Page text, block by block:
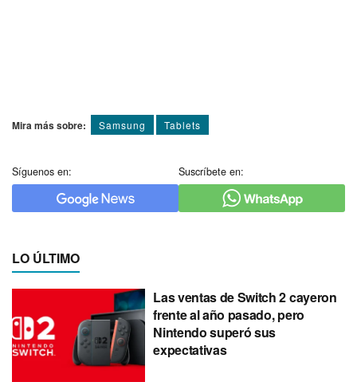
Mira más sobre: Samsung Tablets
Síguenos en: Suscríbete en:
LO ÚLTIMO
Las ventas de Switch 2 cayeron
frente al año pasado, pero
Nintendo superó sus
expectativas